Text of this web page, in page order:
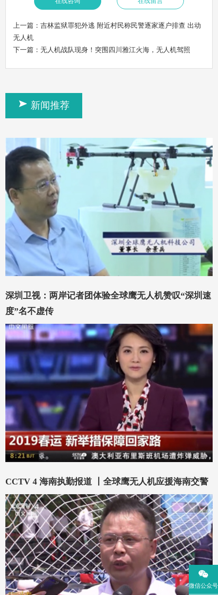
上一篇：吉林监狱罪犯外逃 附近村民称民警逐家逐户排查 出动
无人机
下一篇：无人机战队现身！突围四川雅江火海，无人机驾照
新闻推荐
深圳卫视：两岸记者团体验全球鹰无人机赞叹“深圳速
度”名不虚传
CCTV 4 海南执勤报道 丨全球鹰无人机应援海南交警
微信公众号